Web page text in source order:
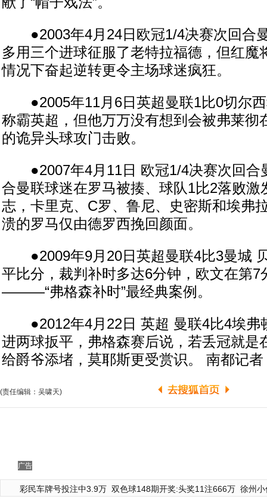
●2003年4月24日欧冠1/4决赛次回合
多用三个进球征服了老特拉福德，但红魔
情况下奋起逆转更令主场球迷疯狂。
●2005年11月6日英超曼联1比0切尔西
称霸英超，但他万万没有想到会被弗莱彻
的诡异头球攻门击败。
●2007年4月11日 欧冠1/4决赛次回合
合曼联球迷在罗马被揍、球队1比2落败激
志，卡里克、C罗、鲁尼、史密斯和埃弗
溃的罗马仅由德罗西挽回颜面。
●2009年9月20日英超曼联4比3曼城
平比分，裁判补时多达6分钟，欧文在第7
———“弗格森补时”最经典案例。
●2012年4月22日 英超 曼联4比4埃弗
进两球扳平，弗格森赛后说，若丢冠就是
给爵爷添堵，莫耶斯更受赏识。 南都记
(责任编辑：吴啸天)
广告
彩民车牌号投注中3.9万 双色球148期开奖:头奖11注666万 徐州